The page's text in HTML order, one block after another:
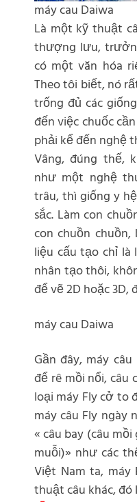
máy cau Daiwa
Là một kỹ thuật
thượng lưu,
có một văn hóa
Theo tôi biết, nó
trống đủ các
đến việc chuốc
phải kể đến nghệ
Vâng, đúng thế,
như một nghệ
trâu, thì giống y
sắc. Làm con
con chuồn
liệu cấu tạo chỉ là
nhân tạo thôi,
để vẽ 2D hoặc 3D,
máy cau Daiwa
Gần đây, máy
để rê mồi nổi, câu
loại máy Fly cở to
máy câu Fly ngày
« câu bay (câu
muỗi)» như các
Việt Nam ta,
thuật câu khác, đó